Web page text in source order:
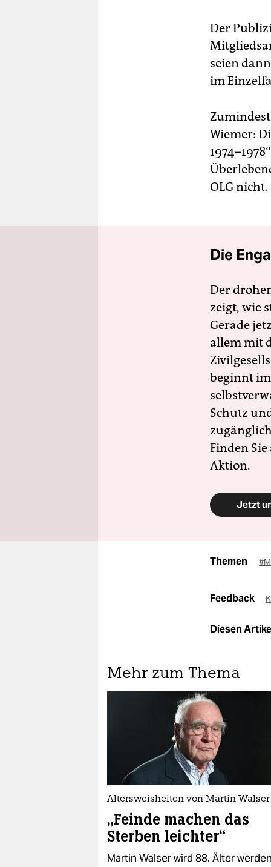
Der
seien
im
Wiemer:
OLG nicht.
Die
Der
zeigt, wie
Gerade
allem mit
beginnt
Schutz
Finden
Aktion.
Jetzt
Themen
Feedback
Diesen
Mehr zum Thema
Altersweisheiten von Martin Walser
„Feinde machen das
Sterben leichter“
Martin Walser wird 88. Älter